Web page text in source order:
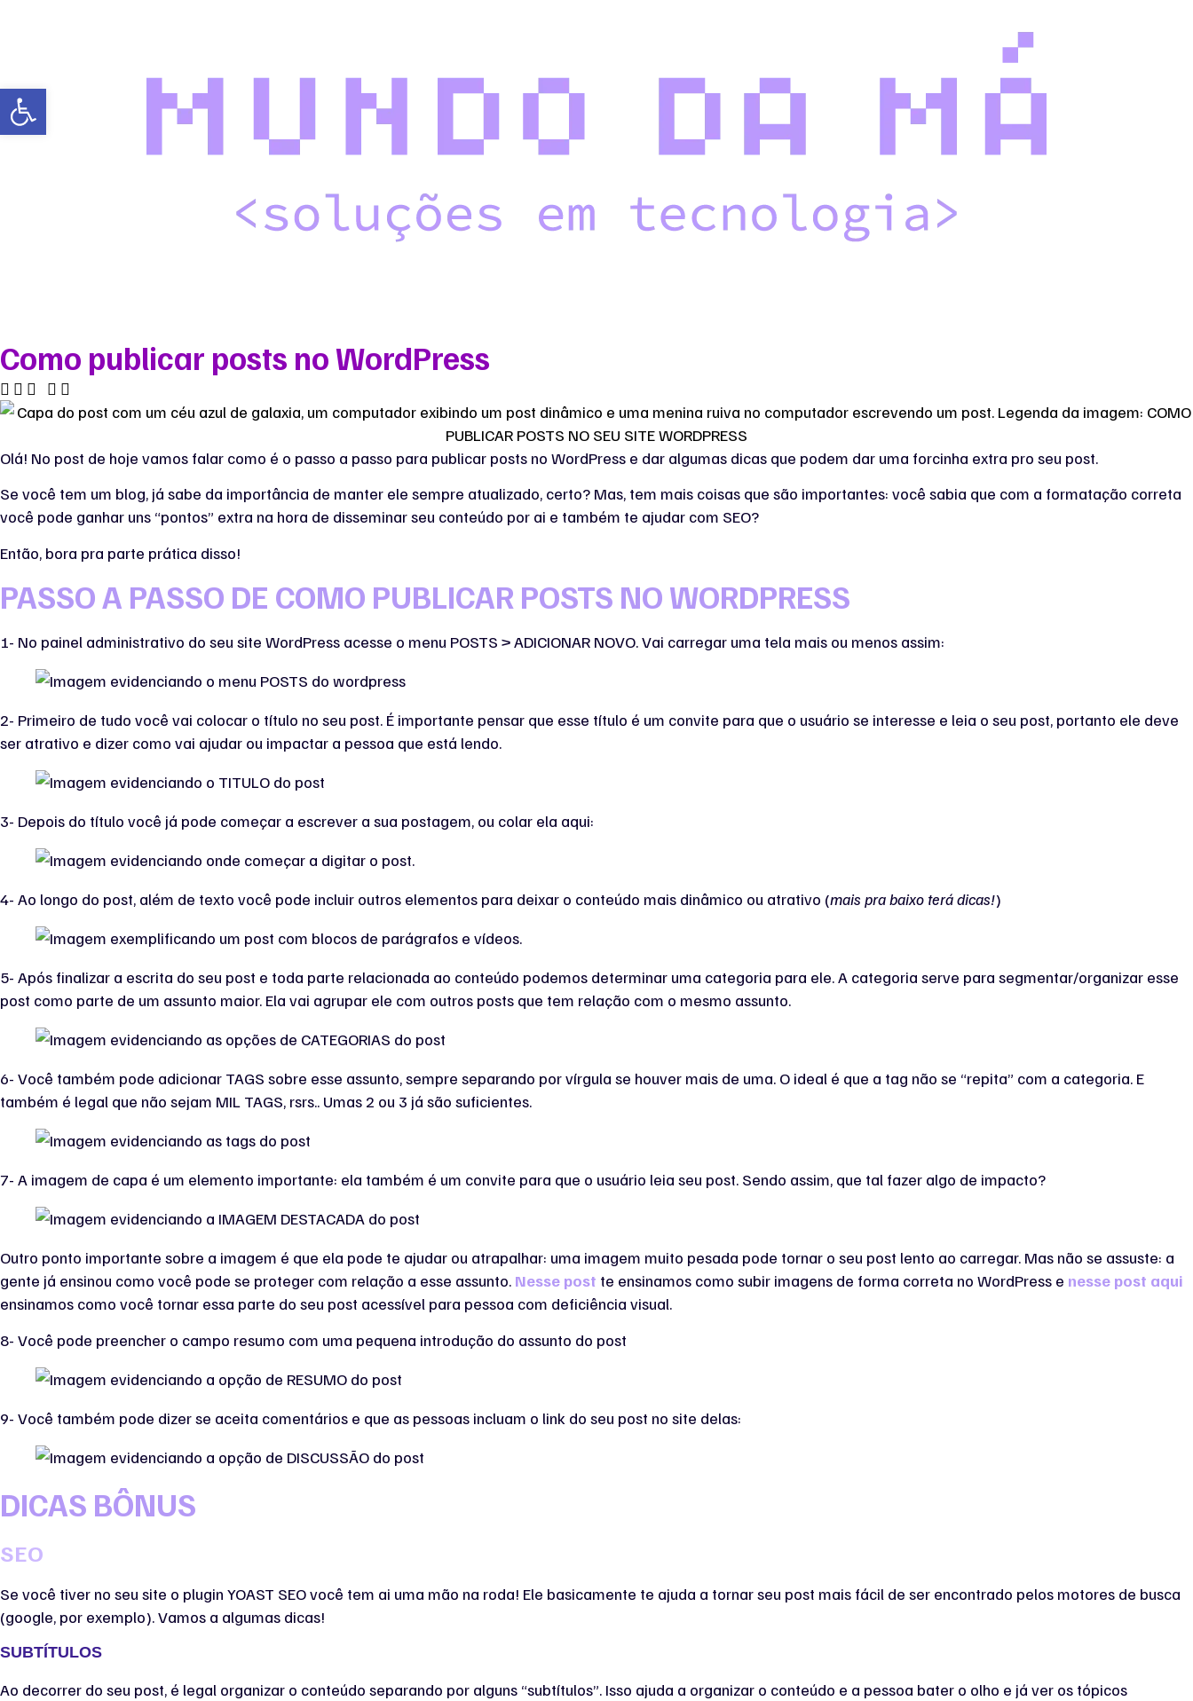
Como publicar posts no WordPress
Olá! No post de hoje vamos falar como é o passo a passo para publicar posts no WordPress e dar algumas dicas que podem dar uma forcinha extra pro seu post.
Se você tem um blog, já sabe da importância de manter ele sempre atualizado, certo? Mas, tem mais coisas que são importantes: você sabia que com a formatação correta
você pode ganhar uns “pontos” extra na hora de disseminar seu conteúdo por ai e também te ajudar com SEO?
Então, bora pra parte prática disso!
PASSO A PASSO DE COMO PUBLICAR POSTS NO WORDPRESS
1- No painel administrativo do seu site WordPress acesse o menu POSTS > ADICIONAR NOVO. Vai carregar uma tela mais ou menos assim:
2- Primeiro de tudo você vai colocar o título no seu post. É importante pensar que esse título é um convite para que o usuário se interesse e leia o seu post, portanto ele deve
ser atrativo e dizer como vai ajudar ou impactar a pessoa que está lendo.
3- Depois do título você já pode começar a escrever a sua postagem, ou colar ela aqui:
4- Ao longo do post, além de texto você pode incluir outros elementos para deixar o conteúdo mais dinâmico ou atrativo (mais pra baixo terá dicas!)
5- Após finalizar a escrita do seu post e toda parte relacionada ao conteúdo podemos determinar uma categoria para ele. A categoria serve para segmentar/organizar esse
post como parte de um assunto maior. Ela vai agrupar ele com outros posts que tem relação com o mesmo assunto.
6- Você também pode adicionar TAGS sobre esse assunto, sempre separando por vírgula se houver mais de uma. O ideal é que a tag não se “repita” com a categoria. E
também é legal que não sejam MIL TAGS, rsrs.. Umas 2 ou 3 já são suficientes.
7- A imagem de capa é um elemento importante: ela também é um convite para que o usuário leia seu post. Sendo assim, que tal fazer algo de impacto?
Outro ponto importante sobre a imagem é que ela pode te ajudar ou atrapalhar: uma imagem muito pesada pode tornar o seu post lento ao carregar. Mas não se assuste: a
gente já ensinou como você pode se proteger com relação a esse assunto. Nesse post te ensinamos como subir imagens de forma correta no WordPress e nesse post aqui
ensinamos como você tornar essa parte do seu post acessível para pessoa com deficiência visual.
8- Você pode preencher o campo resumo com uma pequena introdução do assunto do post
9- Você também pode dizer se aceita comentários e que as pessoas incluam o link do seu post no site delas:
DICAS BÔNUS
SEO
Se você tiver no seu site o plugin YOAST SEO você tem ai uma mão na roda! Ele basicamente te ajuda a tornar seu post mais fácil de ser encontrado pelos motores de busca
(google, por exemplo). Vamos a algumas dicas!
SUBTÍTULOS
Ao decorrer do seu post, é legal organizar o conteúdo separando por alguns “subtítulos”. Isso ajuda a organizar o conteúdo e a pessoa bater o olho e já ver os tópicos
Abrir a barra de ferramentas